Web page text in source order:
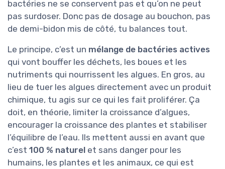
bactéries ne se conservent pas et qu’on ne peut
pas surdoser. Donc pas de dosage au bouchon, pas
de demi-bidon mis de côté, tu balances tout.
Le principe, c’est un mélange de bactéries actives
qui vont bouffer les déchets, les boues et les
nutriments qui nourrissent les algues. En gros, au
lieu de tuer les algues directement avec un produit
chimique, tu agis sur ce qui les fait proliférer. Ça
doit, en théorie, limiter la croissance d’algues,
encourager la croissance des plantes et stabiliser
l’équilibre de l’eau. Ils mettent aussi en avant que
c’est 100 % naturel et sans danger pour les
humains, les plantes et les animaux, ce qui est